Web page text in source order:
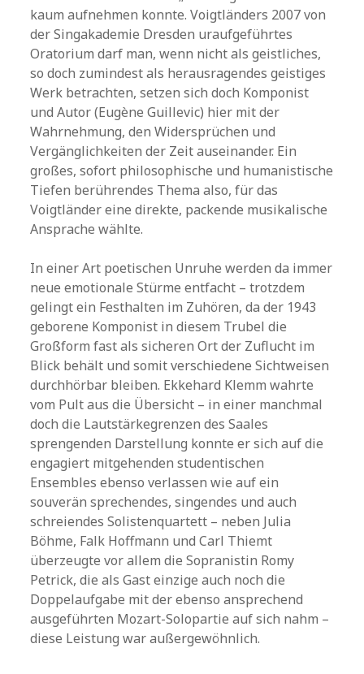
kaum aufnehmen konnte. Voigtländers 2007 von
der Singakademie Dresden uraufgeführtes
Oratorium darf man, wenn nicht als geistliches,
so doch zumindest als herausragendes geistiges
Werk betrachten, setzen sich doch Komponist
und Autor (Eugène Guillevic) hier mit der
Wahrnehmung, den Widersprüchen und
Vergänglichkeiten der Zeit auseinander. Ein
großes, sofort philosophische und humanistische
Tiefen berührendes Thema also, für das
Voigtländer eine direkte, packende musikalische
Ansprache wählte.
In einer Art poetischen Unruhe werden da immer
neue emotionale Stürme entfacht – trotzdem
gelingt ein Festhalten im Zuhören, da der 1943
geborene Komponist in diesem Trubel die
Großform fast als sicheren Ort der Zuflucht im
Blick behält und somit verschiedene Sichtweisen
durchhörbar bleiben. Ekkehard Klemm wahrte
vom Pult aus die Übersicht – in einer manchmal
doch die Lautstärkegrenzen des Saales
sprengenden Darstellung konnte er sich auf die
engagiert mitgehenden studentischen
Ensembles ebenso verlassen wie auf ein
souverän sprechendes, singendes und auch
schreiendes Solistenquartett – neben Julia
Böhme, Falk Hoffmann und Carl Thiemt
überzeugte vor allem die Sopranistin Romy
Petrick, die als Gast einzige auch noch die
Doppelaufgabe mit der ebenso ansprechend
ausgeführten Mozart-Solopartie auf sich nahm –
diese Leistung war außergewöhnlich.